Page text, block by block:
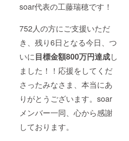
soar代表の工藤瑞穂です！
752人の方にご支援いただ
き、残り6日となる今日、つ
いに目標金額800万円達成し
ました！！応援をしてくだ
さったみなさま、本当にあ
りがとうございます。soar
メンバー一同、心から感謝
しております。